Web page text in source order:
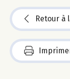
Retour à